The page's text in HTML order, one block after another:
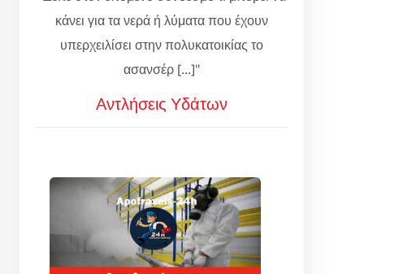
κάνει για τα νερά ή λύματα που έχουν
υπερχειλίσει στην πολυκατοικίας το
ασανσέρ [...]"
Αντλήσεις Υδάτων